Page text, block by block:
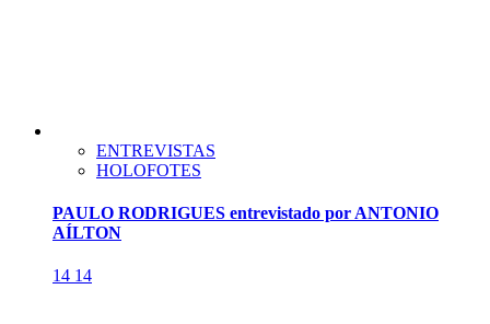
ENTREVISTAS
HOLOFOTES
PAULO RODRIGUES entrevistado por ANTONIO
AÍLTON
14 14